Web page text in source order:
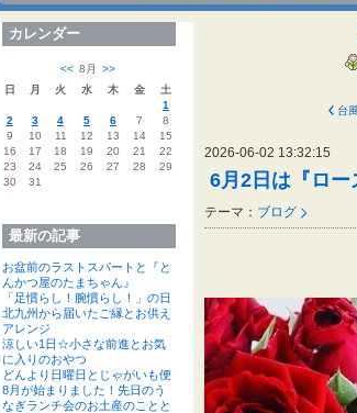
カレンダー
<< 8月
>>
日
月 火 水 木 金
土
1
2
3 4 5 6 7
8
9
10 11 12 13 14
15
16
17 18 19 20 21
22
23
24 25 26 27 28
29
30
31
最新の記事
お盆前のラストスパートと『と
んかつ屋のたまちゃん』
「足慣らし！腕慣らし！」の日
北九州から届いたご縁とお供え
アレンジ
涼しい1日☆小さな前進とお気
に入りのおやつ
どんより日曜日とじゃがいも便
8月が始まりました！先日のう
なぎランチ会のお土産のことと
台風
2026-06-02 13:32:15
6月2日は『ロー
テーマ： ブログ